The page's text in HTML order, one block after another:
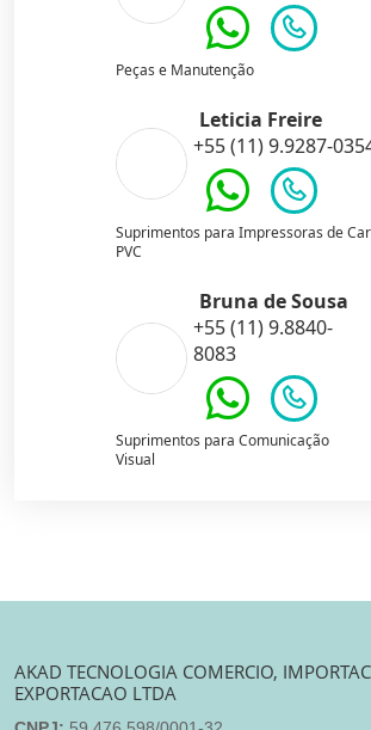
Peças e Manutenção
Leticia Freire
+55 (11) 9.9287-
Suprimentos para Impressoras de
PVC
Bruna de Sousa
+55 (11) 9.8840-
8083
Suprimentos para Comunicação
Visual
AKAD TECNOLOGIA COMERCIO,
EXPORTACAO LTDA